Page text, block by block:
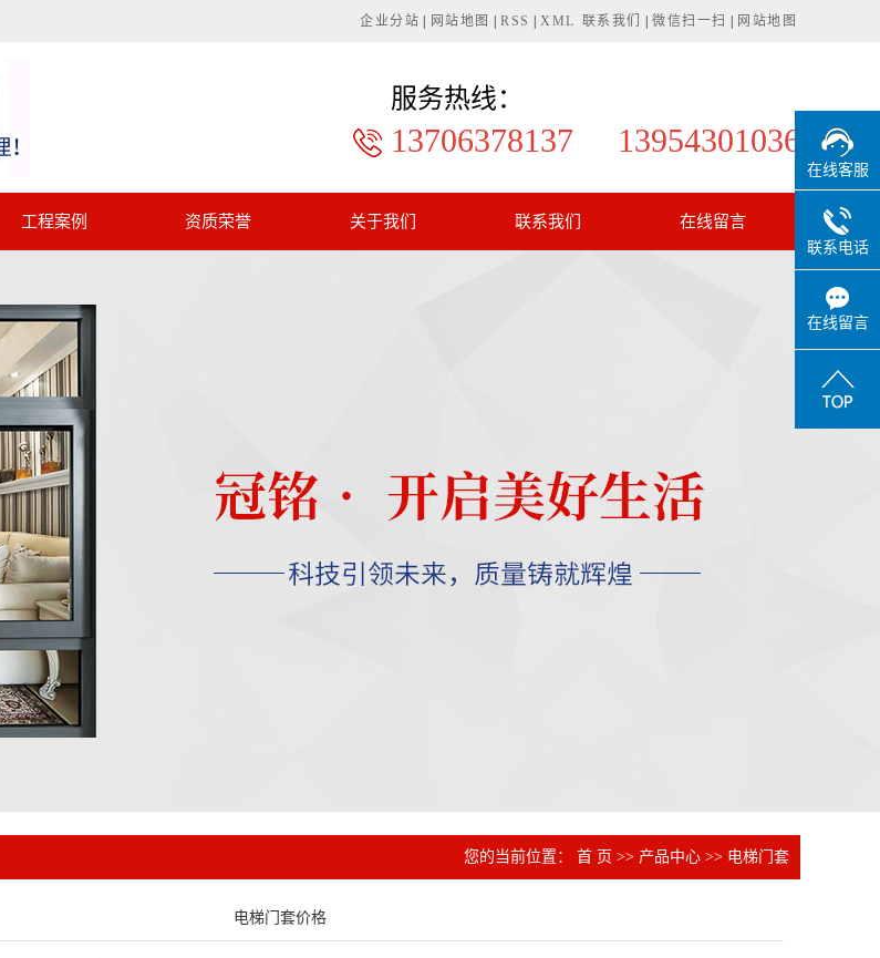
企业分站 网站地图 RSS XML 联系我们 微信扫一扫 网站地图
服务热线：
13706378137 13954301036
工程案例
案例
资质荣誉
关于我们
资质荣誉
联系我们 在线留言
您的当前位置： 首 页 >> 产品中心 >> 电梯门套
电梯门套价格
在线客服
联系电话
在线留言